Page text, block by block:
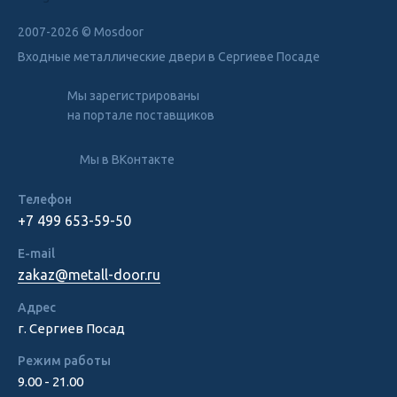
2007-2026 © Mosdoor
Входные металлические двери в Сергиеве Посаде
Мы зарегистрированы
на портале поставщиков
Мы в ВКонтакте
Телефон
+7 499 653-59-50
E-mail
zakaz@metall-door.ru
Адрес
г. Сергиев Посад
Режим работы
9.00 - 21.00